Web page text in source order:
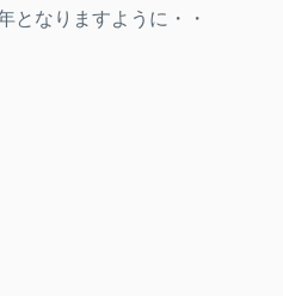
となりますように・・